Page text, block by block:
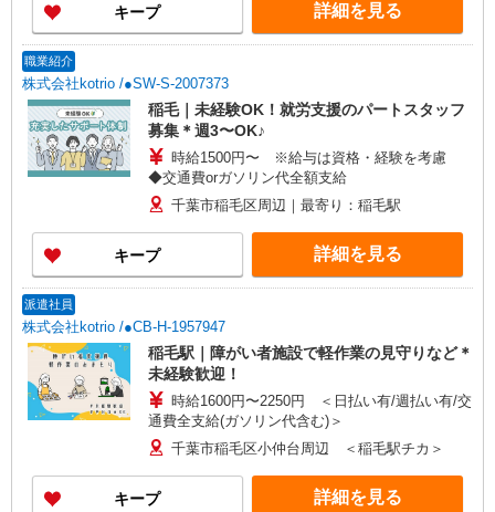
キープ 詳細を見る
職業紹介
株式会社kotrio /●SW-S-2007373
稲毛｜未経験OK！就労支援のパートスタッフ
募集＊週3〜OK♪
時給1500円〜 ※給与は資格・経験を考慮
◆交通費orガソリン代全額支給
千葉市稲毛区周辺｜最寄り：稲毛駅
キープ 詳細を見る
派遣社員
株式会社kotrio /●CB-H-1957947
稲毛駅｜障がい者施設で軽作業の見守りなど＊
未経験歓迎！
時給1600円〜2250円 ＜日払い有/週払い有/交
通費全支給(ガソリン代含む)＞
千葉市稲毛区小仲台周辺 ＜稲毛駅チカ＞
キープ 詳細を見る